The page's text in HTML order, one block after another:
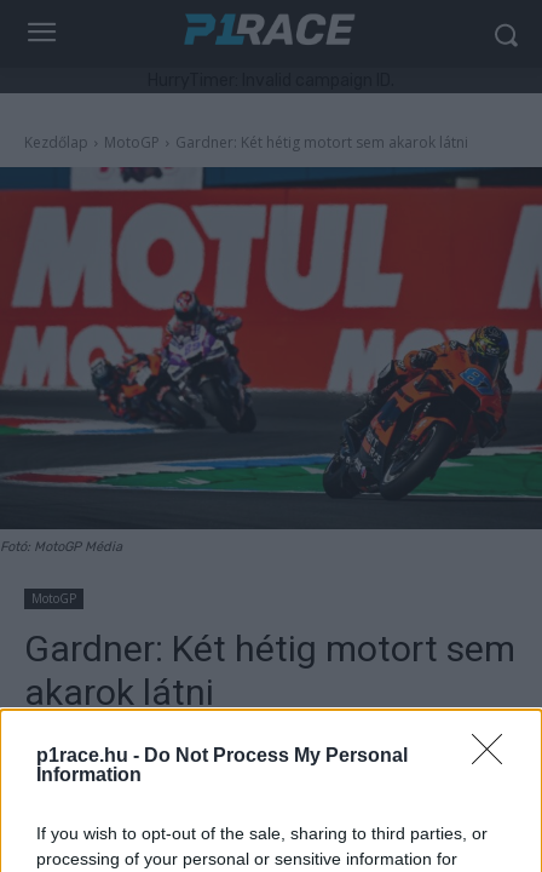
p1race.hu - Do Not Process My Personal
Information
If you wish to opt-out of the sale, sharing to third parties, or
processing of your personal or sensitive information for
Kezdőlap MotoGP Gardner: Két hétig motort sem akarok látni
Fotó: MotoGP Média
MotoGP
Gardner: Két hétig motort sem
akarok látni
By Dányi Gyöngyi 2022. 06. 29.